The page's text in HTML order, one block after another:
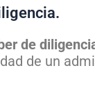
de
de un